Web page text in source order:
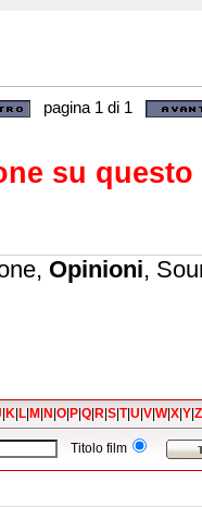
pagina 1 di 1
su
Opinioni,
K L M N O P Q R S T|U V W|X Y Z
Titolo film